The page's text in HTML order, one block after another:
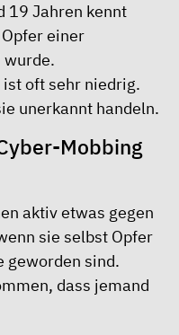
19 Jahren kennt
einer
wurde.
oft sehr niedrig.
unerkannt handeln.
Mobbing
aktiv etwas gegen
sie selbst Opfer
geworden sind.
dass jemand